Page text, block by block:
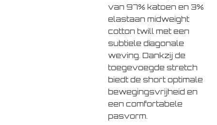
van 97% katoen en 3%
elastaan midweight
cotton twill met een
subtiele diagonale
weving. Dankzij de
toegevoegde stretch
biedt de short optimale
bewegingsvrijheid en
een comfortabele
pasvorm.